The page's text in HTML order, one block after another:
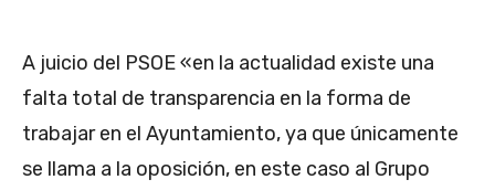
A juicio del PSOE «en la actualidad existe una
falta total de transparencia en la forma de
trabajar en el Ayuntamiento, ya que únicamente
se llama a la oposición, en este caso al Grupo